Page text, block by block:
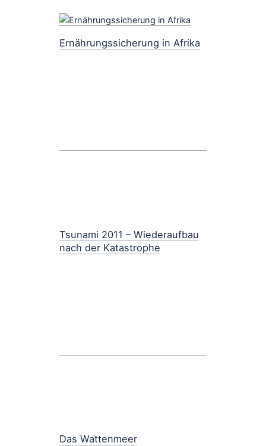
Ernährungssicherung in Afrika
Tsunami 2011 – Wiederaufbau
nach der Katastrophe
Das Wattenmeer